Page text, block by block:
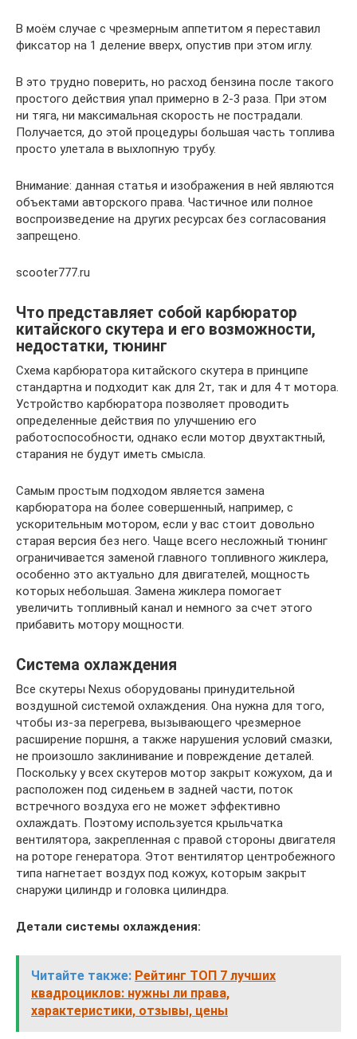
В моём случае с чрезмерным аппетитом я переставил
фиксатор на 1 деление вверх, опустив при этом иглу.
В это трудно поверить, но расход бензина после такого
простого действия упал примерно в 2-3 раза. При этом
ни тяга, ни максимальная скорость не пострадали.
Получается, до этой процедуры большая часть топлива
просто улетала в выхлопную трубу.
Внимание: данная статья и изображения в ней являются
объектами авторского права. Частичное или полное
воспроизведение на других ресурсах без согласования
запрещено.
scooter777.ru
Что представляет собой карбюратор
китайского скутера и его возможности,
недостатки, тюнинг
Схема карбюратора китайского скутера в принципе
стандартна и подходит как для 2т, так и для 4 т мотора.
Устройство карбюратора позволяет проводить
определенные действия по улучшению его
работоспособности, однако если мотор двухтактный,
старания не будут иметь смысла.
Самым простым подходом является замена
карбюратора на более совершенный, например, с
ускорительным мотором, если у вас стоит довольно
старая версия без него. Чаще всего несложный тюнинг
ограничивается заменой главного топливного жиклера,
особенно это актуально для двигателей, мощность
которых небольшая. Замена жиклера помогает
увеличить топливный канал и немного за счет этого
прибавить мотору мощности.
Система охлаждения
Все скутеры Nexus оборудованы принудительной
воздушной системой охлаждения. Она нужна для того,
чтобы из-за перегрева, вызывающего чрезмерное
расширение поршня, а также нарушения условий смазки,
не произошло заклинивание и повреждение деталей.
Поскольку у всех скутеров мотор закрыт кожухом, да и
расположен под сиденьем в задней части, поток
встречного воздуха его не может эффективно
охлаждать. Поэтому используется крыльчатка
вентилятора, закрепленная с правой стороны двигателя
на роторе генератора. Этот вентилятор центробежного
типа нагнетает воздух под кожух, которым закрыт
снаружи цилиндр и головка цилиндра.
Детали системы охлаждения:
Читайте также: Рейтинг ТОП 7 лучших
квадроциклов: нужны ли права,
характеристики, отзывы, цены